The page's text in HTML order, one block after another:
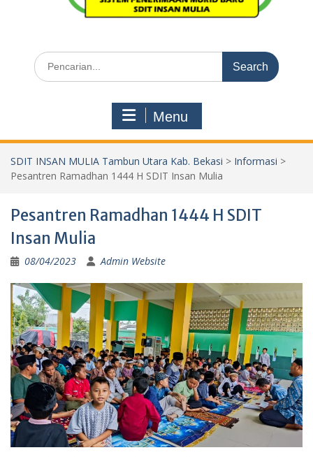
Search
for:
Menu
SDIT INSAN MULIA Tambun Utara Kab. Bekasi > Informasi >
Pesantren Ramadhan 1444 H SDIT Insan Mulia
Pesantren Ramadhan 1444 H SDIT
Insan Mulia
08/04/2023 Admin Website